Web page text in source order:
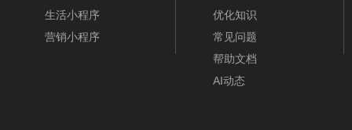
生活小程序
营销小程序
优化知识
常见问题
帮助文档
AI动态